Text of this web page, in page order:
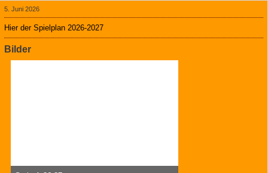
5. Juni 2026
Hier der Spielplan 2026-2027
Bilder